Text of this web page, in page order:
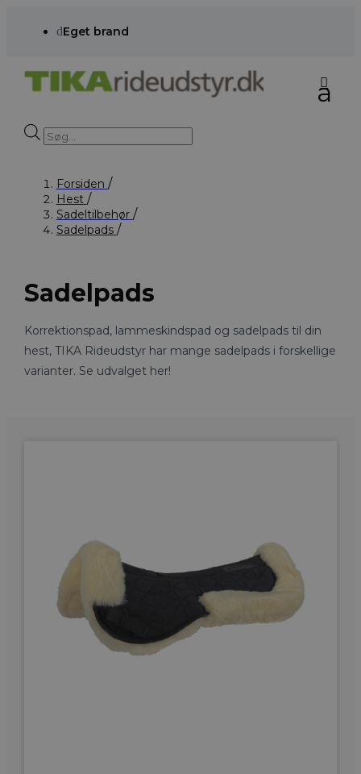
dEget brand
Products
search
Forsiden
Hest
Sadeltilbehør
Sadelpads
Sadelpads
Korrektionspad, lammeskindspad og sadelpads til din
hest, TIKA Rideudstyr har mange sadelpads i forskellige
varianter. Se udvalget her!